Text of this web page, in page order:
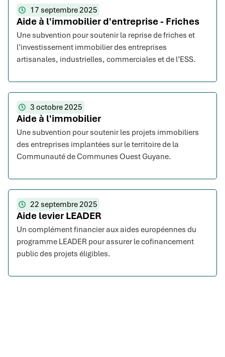
17 septembre 2025
Aide à l'immobilier d'entreprise - Friches
Une subvention pour soutenir la reprise de friches et
l’investissement immobilier des entreprises
artisanales, industrielles, commerciales et de l’ESS.
3 octobre 2025
Aide à l'immobilier
Une subvention pour soutenir les projets immobiliers
des entreprises implantées sur le territoire de la
Communauté de Communes Ouest Guyane.
22 septembre 2025
Aide levier LEADER
Un complément financier aux aides européennes du
programme LEADER pour assurer le cofinancement
public des projets éligibles.